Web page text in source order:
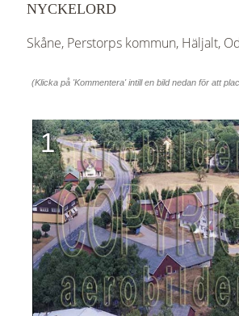
NYCKELORD
Skåne, Perstorps kommun, Häljalt,
(Klicka på 'Kommentera' intill en bild nedan för att
1